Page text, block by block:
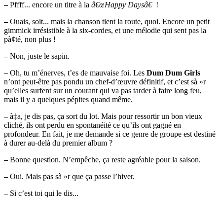
–Pffff... encore un titre à la â€œHappy Daysâ€ !
–Ouais, soit... mais la chanson tient la route, quoi. Encore un petit
gimmick irrésistible à la six-cordes, et une mélodie qui sent pas la
pà¢té, non plus !
–Non, juste le sapin.
–Oh, tu m’énerves, t’es de mauvaise foi. Les Dum Dum Girls
n’ont peut-être pas pondu un chef-d’œuvre définitif, et c’est sà »r
qu’elles surfent sur un courant qui va pas tarder à faire long feu,
mais il y a quelques pépites quand même.
–à‡a, je dis pas, ça sort du lot. Mais pour ressortir un bon vieux
cliché, ils ont perdu en spontanéité ce qu’ils ont gagné en
profondeur. En fait, je me demande si ce genre de groupe est destiné
à durer au-delà du premier album ?
–Bonne question. N’empêche, ça reste agréable pour la saison.
–Oui. Mais pas sà »r que ça passe l’hiver.
–Si c’est toi qui le dis...